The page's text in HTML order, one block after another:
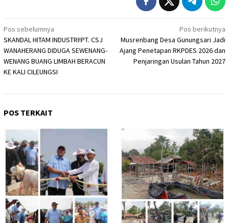
Navigasi
pos
Pos sebelumnya
SKANDAL HITAM INDUSTRI!‎PT. CSJ
WANAHERANG DIDUGA SEWENANG-
WENANG BUANG LIMBAH BERACUN
KE KALI CILEUNGSI
Pos berikutnya
Musrenbang Desa Gunungsari Jadi
Ajang Penetapan RKPDES 2026 dan
Penjaringan Usulan Tahun 2027
POS TERKAIT